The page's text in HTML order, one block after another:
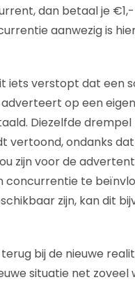
dan betaal je
aanwezig is
iets verstopt dat een
op een
Diezelfde
vertoond, ondanks
zijn voor de
concurrentie te
zijn, kan dit
bij de nieuwe
situatie net